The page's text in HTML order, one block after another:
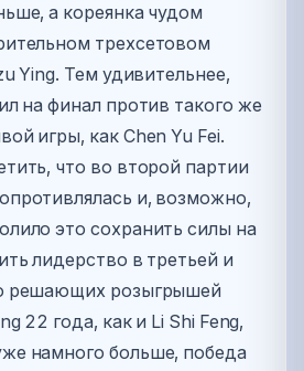
а кореянка чудом
трехсетовом
Ying. Тем удивительнее,
на финал против такого же
игры, как Chen Yu Fei.
что во второй партии
и, возможно,
это сохранить силы на
лидерство в третьей и
решающих розыгрышей
22 года, как и Li Shi Feng,
намного больше, победа